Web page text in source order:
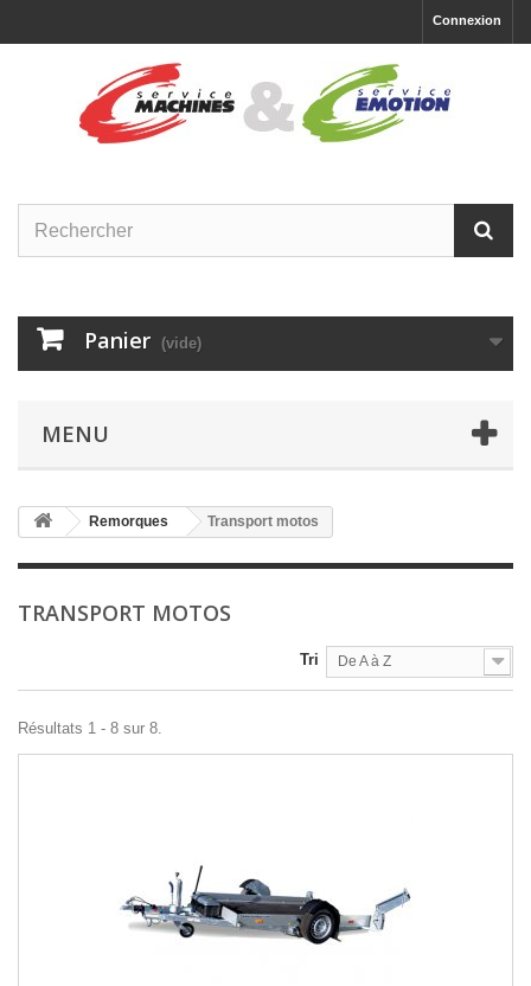
Connexion
Panier (vide)
MENU
Remorques Transport motos
TRANSPORT MOTOS
Tri De A à Z
Résultats 1 - 8 sur 8.